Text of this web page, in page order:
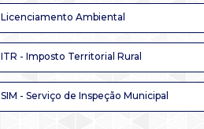
Licenciamento Ambiental
ITR - Imposto Territorial Rural
SIM - Serviço de Inspeção Municipal